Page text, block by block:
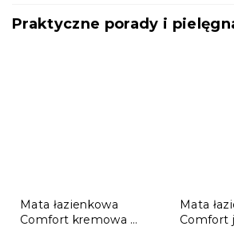
Praktyczne porady i
Mata łazienkowa
Comfort kremowa ​​
Mata
Comfort